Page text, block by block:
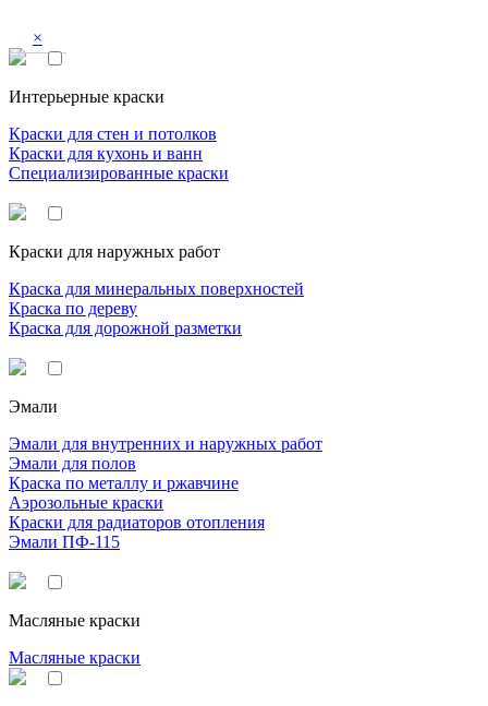
×
Интерьерные краски
Краски для стен и потолков
Краски для кухонь и ванн
Специализированные краски
Краски для наружных работ
Краска для минеральных поверхностей
Краска по дереву
Краска для дорожной разметки
Эмали
Эмали для внутренних и наружных работ
Эмали для полов
Краска по металлу и ржавчине
Аэрозольные краски
Краски для радиаторов отопления
Эмали ПФ-115
Масляные краски
Масляные краски